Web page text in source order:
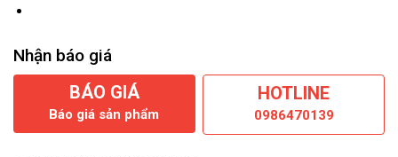
Nhận báo giá
BÁO GIÁ
Báo giá sản phẩm
HOTLINE
0986470139